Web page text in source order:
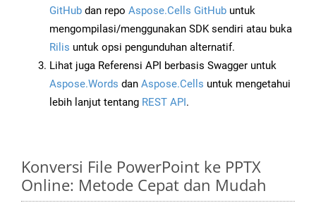
GitHub dan repo Aspose.Cells GitHub untuk
mengompilasi/menggunakan SDK sendiri atau buka
Rilis untuk opsi pengunduhan alternatif.
Lihat juga Referensi API berbasis Swagger untuk
Aspose.Words dan Aspose.Cells untuk mengetahui
lebih lanjut tentang REST API.
Konversi File PowerPoint ke PPTX
Online: Metode Cepat dan Mudah